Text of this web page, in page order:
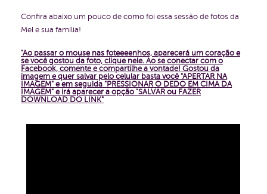
Confira abaixo um pouco de como foi essa sessão de fotos da
Mel e sua família!
"Ao passar o mouse nas foteeeenhos, aparecerá um coração e
se você gostou da foto, clique nele. Ao se conectar com o
Facebook, comente e compartilhe a vontade! Gostou da
imagem e quer salvar pelo celular basta você "APERTAR NA
IMAGEM" e em seguida "PRESSIONAR O DEDO EM CIMA DA
IMAGEM" e irá aparecer a opção "SALVAR ou FAZER
DOWNLOAD DO LINK"